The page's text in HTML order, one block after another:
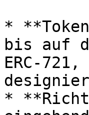
*
bis auf
ERC-
*